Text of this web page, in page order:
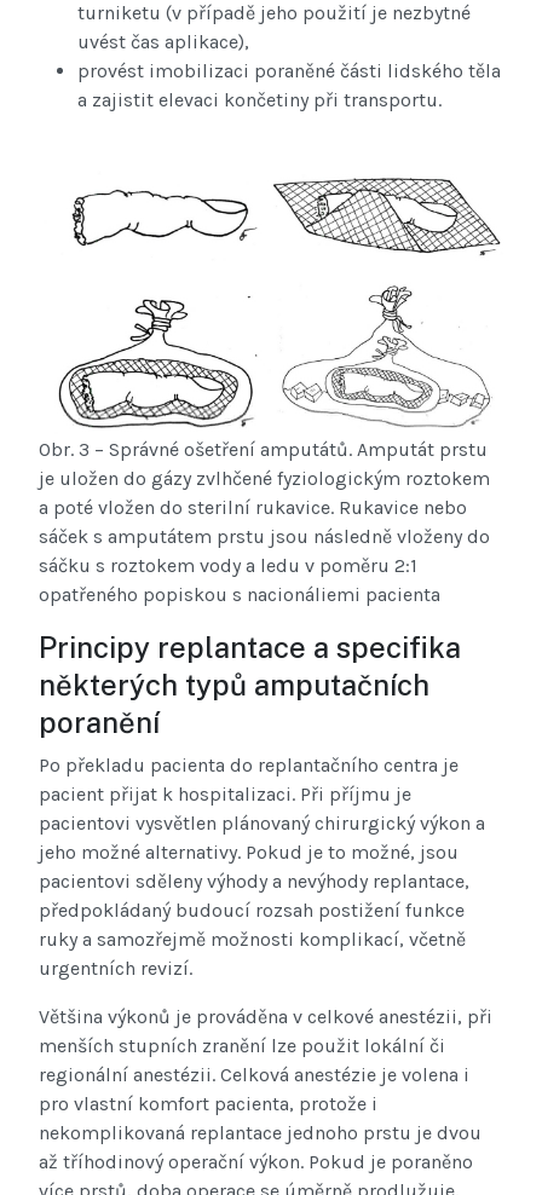
turniketu (v případě jeho použití je nezbytné
uvést čas aplikace),
provést imobilizaci poraněné části lidského těla
a zajistit elevaci končetiny při transportu.
Obr. 3 – Správné ošetření amputátů. Amputát prstu
je uložen do gázy zvlhčené fyziologickým roztokem
a poté vložen do sterilní rukavice. Rukavice nebo
sáček s amputátem prstu jsou následně vloženy do
sáčku s roztokem vody a ledu v poměru 2:1
opatřeného popiskou s nacionáliemi pacienta
Principy replantace a specifika
některých typů amputačních
poranění
Po překladu pacienta do replantačního centra je
pacient přijat k hospitalizaci. Při příjmu je
pacientovi vysvětlen plánovaný chirurgický výkon a
jeho možné alternativy. Pokud je to možné, jsou
pacientovi sděleny výhody a nevýhody replantace,
předpokládaný budoucí rozsah postižení funkce
ruky a samozřejmě možnosti komplikací, včetně
urgentních revizí.
Většina výkonů je prováděna v celkové anestézii, při
menších stupních zranění lze použit lokální či
regionální anestézii. Celková anestézie je volena i
pro vlastní komfort pacienta, protože i
nekomplikovaná replantace jednoho prstu je dvou
až tříhodinový operační výkon. Pokud je poraněno